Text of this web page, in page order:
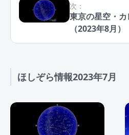
次：
東京の星空・
（2023年8月）
ほしぞら情報2023年7月